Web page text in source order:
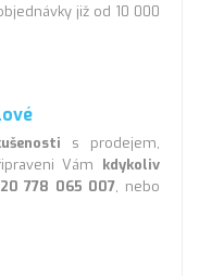
již od 10 000
s prodejem,
Vám kdykoliv
778 065 007, nebo